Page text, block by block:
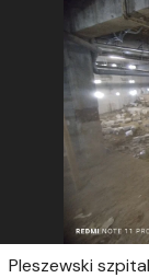
Pleszewski